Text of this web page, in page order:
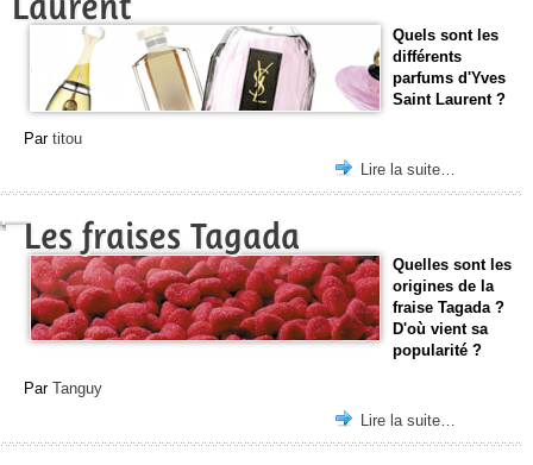
Quels sont les
différents
parfums d'Yves
Saint Laurent ?
Par titou
Lire la suite…
Les fraises Tagada
Quelles sont les
origines de la
fraise Tagada ?
D'où vient sa
popularité ?
Par Tanguy
Lire la suite…